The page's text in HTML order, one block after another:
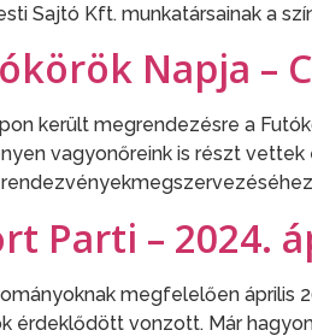
Sajtó Kft. munkatársainak a
Napja –
került megrendezésre a
vagyonőreink is részt
Parti – 2024.
megfelelően április
érdeklődött vonzott. Már